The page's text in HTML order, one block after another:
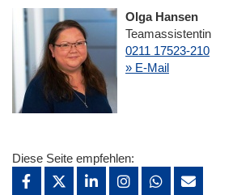
Olga Hansen
Teamassistentin
0211 17523-210
» E-Mail
Diese Seite empfehlen: